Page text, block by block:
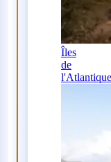
Îles
de
l'Atlantique